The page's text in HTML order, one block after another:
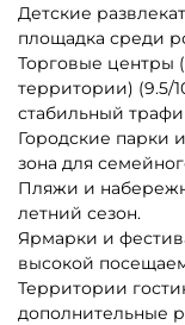
Детские
площадка среди
Торговые центры
территории) (9.5/
стабильный
Городские парки
зона для
Пляжи и
летний сезон.
Ярмарки и
высокой
Территории
дополнительные